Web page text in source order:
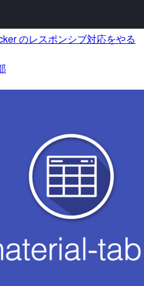
のレスポンシブ対応をやる